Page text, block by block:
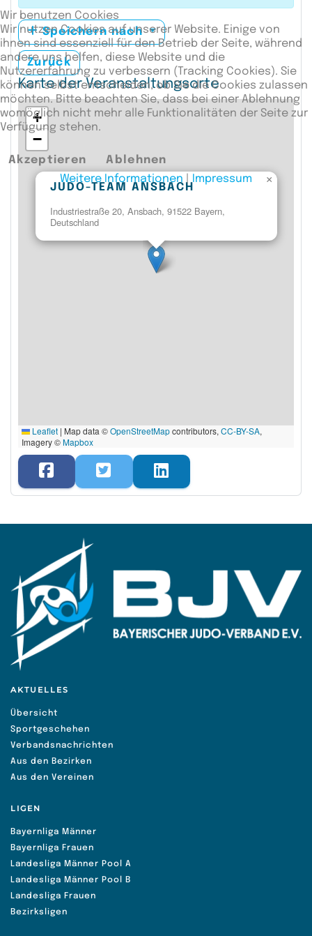
Speichern nach
Zurück
Karte der Veranstaltungsorte
JUDO-TEAM ANSBACH
Industriestraße 20, Ansbach, 91522 Bayern,
Deutschland
×
+
−
Leaflet | Map data ©OpenStreetMapcontributors, CC-BY-SA,
Imagery ©Mapbox
AKTUELLES
Übersicht
Sportgeschehen
Verbandsnachrichten
Aus den Bezirken
Aus den Vereinen
LIGEN
Bayernliga Männer
Bayernliga Frauen
Landesliga Männer Pool A
Landesliga Männer Pool B
Landesliga Frauen
Bezirksligen
Wir benutzen Cookies
Wir nutzen Cookies auf unserer Website. Einige von
ihnen sind essenziell für den Betrieb der Seite, während
andere uns helfen, diese Website und die
Nutzererfahrung zu verbessern (Tracking Cookies). Sie
können selbst entscheiden, ob Sie die Cookies zulassen
möchten. Bitte beachten Sie, dass bei einer Ablehnung
womöglich nicht mehr alle Funktionalitäten der Seite zur
Verfügung stehen.
Akzeptieren
Ablehnen
Weitere Informationen
Impressum